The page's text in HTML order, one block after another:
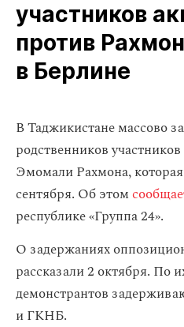
участников
против
в Берлине
В Таджикистане массово
родственников
Эмомали Рахмона,
сентября. Об этом
республике «Группа 24».
О задержаниях
рассказали 2 октября. По
демонстрантов
и ГКНБ.